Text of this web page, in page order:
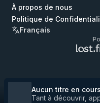
À propos de nous
Politique de
Français
Aucun titre en